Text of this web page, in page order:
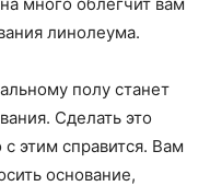
линолеума.
полу станет
Сделать это
этим справится. Вам
основание,